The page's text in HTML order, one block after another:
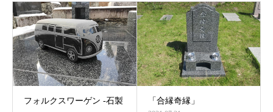
フォルクスワーゲン -石製
「合縁奇縁」